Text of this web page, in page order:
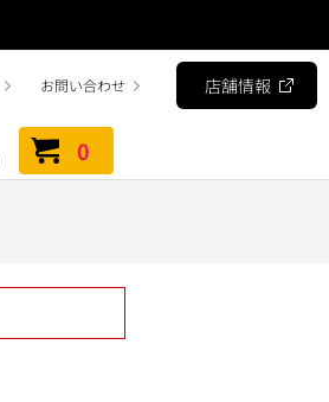
お問い合わせ 店舗情報
0